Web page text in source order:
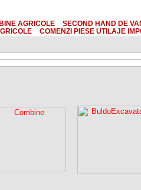
AGRICOLE
SECOND HAND DE
COMENZI PIESE UTILAJE